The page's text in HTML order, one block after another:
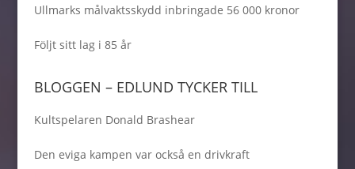
Ullmarks målvaktsskydd inbringade 56 000 kronor
Följt sitt lag i 85 år
BLOGGEN – EDLUND TYCKER TILL
Kultspelaren Donald Brashear
Den eviga kampen var också en drivkraft